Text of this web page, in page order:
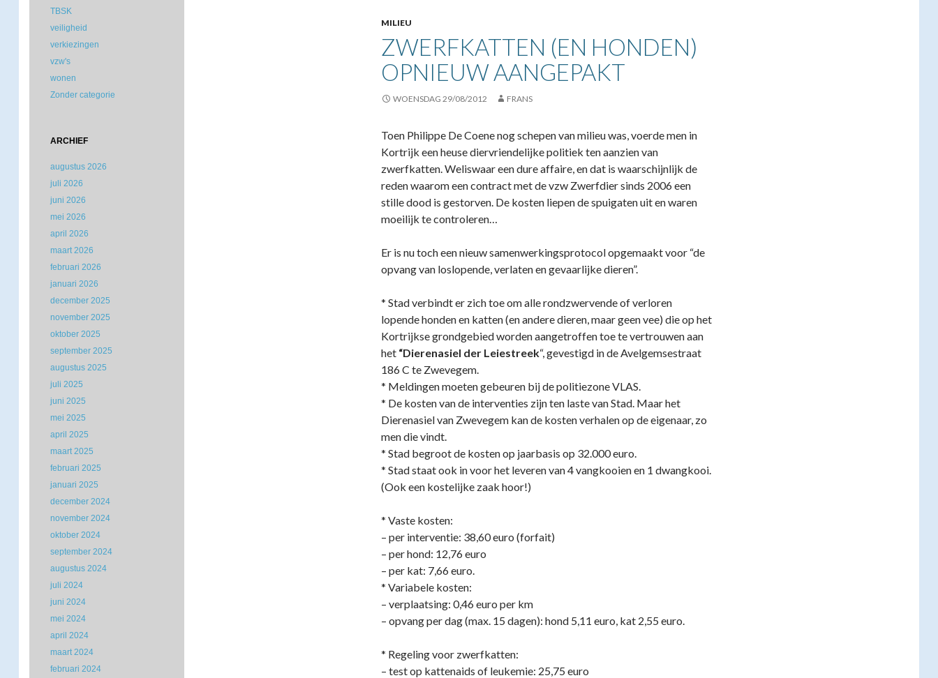
MILIEU
ZWERFKATTEN (EN HONDEN)
OPNIEUW AANGEPAKT
WOENSDAG 29/08/2012 FRANS
Toen Philippe De Coene nog schepen van milieu was, voerde men in
Kortrijk een heuse diervriendelijke politiek ten aanzien van
zwerfkatten. Weliswaar een dure affaire, en dat is waarschijnlijk de
reden waarom een contract met de vzw Zwerfdier sinds 2006 een
stille dood is gestorven. De kosten liepen de spuigaten uit en waren
moeilijk te controleren…
Er is nu toch een nieuw samenwerkingsprotocol opgemaakt voor “de
opvang van loslopende, verlaten en gevaarlijke dieren”.
* Stad verbindt er zich toe om alle rondzwervende of verloren
lopende honden en katten (en andere dieren, maar geen vee) die op het
Kortrijkse grondgebied worden aangetroffen toe te vertrouwen aan
het “Dierenasiel der Leiestreek“, gevestigd in de Avelgemsestraat
186 C te Zwevegem.
* Meldingen moeten gebeuren bij de politiezone VLAS.
* De kosten van de interventies zijn ten laste van Stad. Maar het
Dierenasiel van Zwevegem kan de kosten verhalen op de eigenaar, zo
men die vindt.
* Stad begroot de kosten op jaarbasis op 32.000 euro.
* Stad staat ook in voor het leveren van 4 vangkooien en 1 dwangkooi.
(Ook een kostelijke zaak hoor!)
* Vaste kosten:
– per interventie: 38,60 euro (forfait)
– per hond: 12,76 euro
– per kat: 7,66 euro.
* Variabele kosten:
– verplaatsing: 0,46 euro per km
– opvang per dag (max. 15 dagen): hond 5,11 euro, kat 2,55 euro.
* Regeling voor zwerfkatten:
– test op kattenaids of leukemie: 25,75 euro
TBSK
veiligheid
verkiezingen
vzw's
wonen
Zonder categorie
ARCHIEF
augustus 2026
juli 2026
juni 2026
mei 2026
april 2026
maart 2026
februari 2026
januari 2026
december 2025
november 2025
oktober 2025
september 2025
augustus 2025
juli 2025
juni 2025
mei 2025
april 2025
maart 2025
februari 2025
januari 2025
december 2024
november 2024
oktober 2024
september 2024
augustus 2024
juli 2024
juni 2024
mei 2024
april 2024
maart 2024
februari 2024